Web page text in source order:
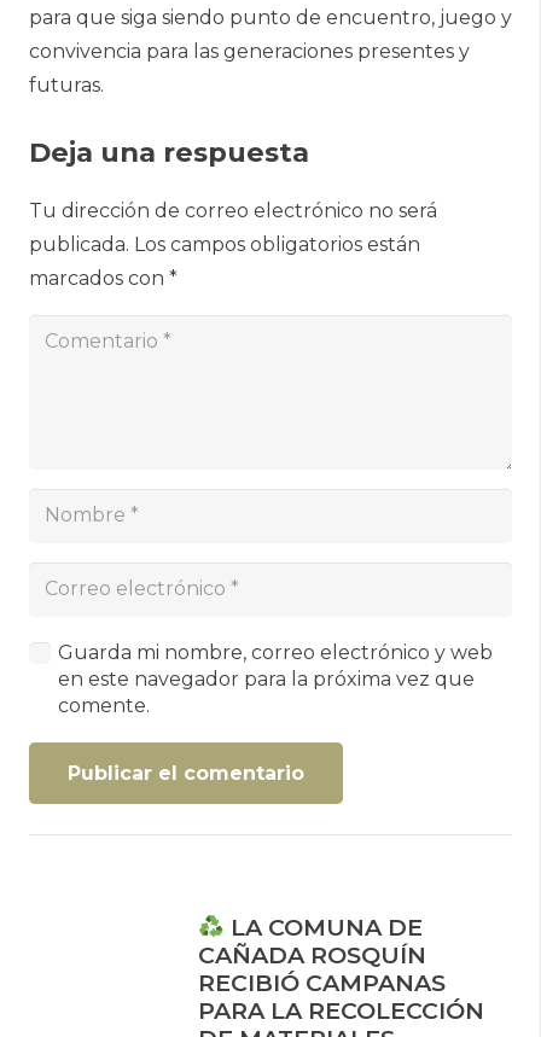
para que siga siendo punto de encuentro, juego y
convivencia para las generaciones presentes y
futuras.
Deja una respuesta
Tu dirección de correo electrónico no será
publicada. Los campos obligatorios están
marcados con *
Guarda mi nombre, correo electrónico y web
en este navegador para la próxima vez que
comente.
Publicar el comentario
LA COMUNA DE
CAÑADA ROSQUÍN
RECIBIÓ CAMPANAS
PARA LA RECOLECCIÓN